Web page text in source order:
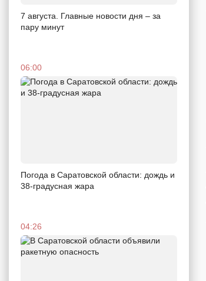
7 августа. Главные новости дня – за
пару минут
06:00
Погода в Саратовской области: дождь и
38-градусная жара
04:26